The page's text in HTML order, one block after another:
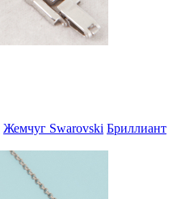
Жемчуг Swarovski Бриллиант